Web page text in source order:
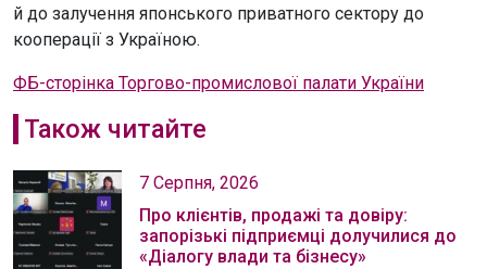
й до залучення японського приватного сектору до
кооперації з Україною.
ФБ-сторінка Торгово-промислової палати України
Також читайте
7 Серпня, 2026
Про клієнтів, продажі та довіру:
запорізькі підприємці долучилися до
«Діалогу влади та бізнесу»